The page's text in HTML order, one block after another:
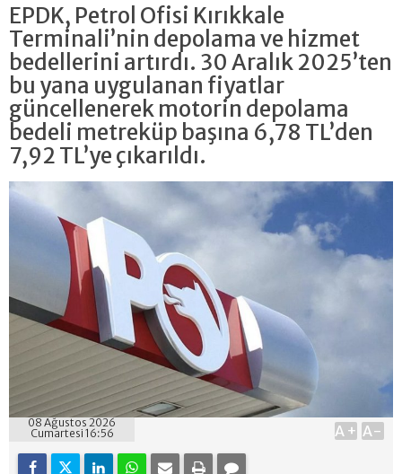
EPDK, Petrol Ofisi Kırıkkale
Terminali’nin depolama ve hizmet
bedellerini artırdı. 30 Aralık 2025’ten
bu yana uygulanan fiyatlar
güncellenerek motorin depolama
bedeli metreküp başına 6,78 TL’den
7,92 TL’ye çıkarıldı.
08 Ağustos 2026
Cumartesi 16:56
A+ A-